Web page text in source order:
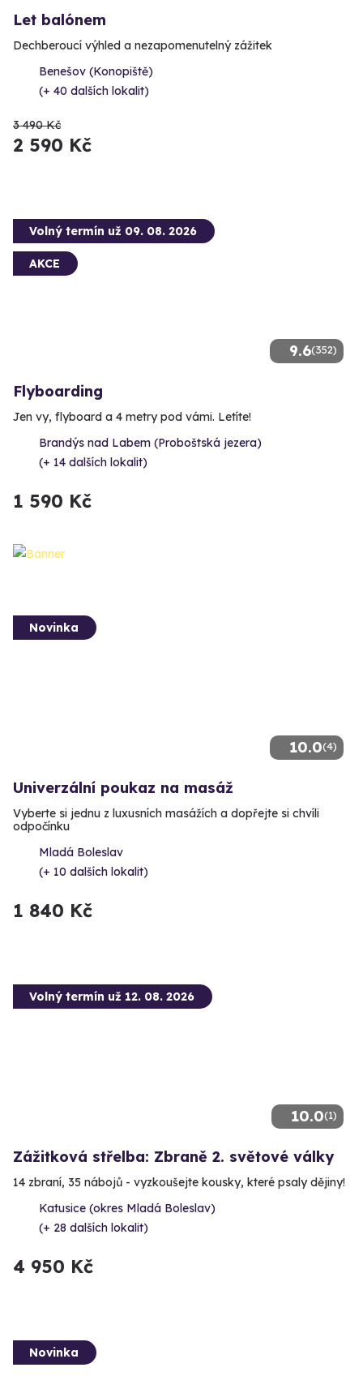
Let balónem
Dechberoucí výhled a nezapomenutelný zážitek
Benešov (Konopiště)
(+ 40 dalších lokalit)
3 490 Kč
2 590 Kč
9.6(352)
Volný termín už 09. 08. 2026
AKCE
Flyboarding
Jen vy, flyboard a 4 metry pod vámi. Letíte!
Brandýs nad Labem (Proboštská jezera)
(+ 14 dalších lokalit)
1 590 Kč
10.0(4)
Novinka
Univerzální poukaz na masáž
Vyberte si jednu z luxusních masážích a dopřejte si chvíli
odpočínku
Mladá Boleslav
(+ 10 dalších lokalit)
1 840 Kč
10.0(1)
Volný termín už 12. 08. 2026
Zážitková střelba: Zbraně 2. světové války
14 zbraní, 35 nábojů - vyzkoušejte kousky, které psaly dějiny!
Katusice (okres Mladá Boleslav)
(+ 28 dalších lokalit)
4 950 Kč
Novinka